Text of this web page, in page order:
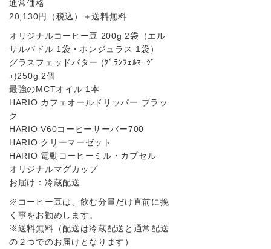
通常価格
20,130円（税込）＋送料無料
オリジナルコーヒー豆 200g 2袋（エル
サルバドル 1袋・ホンジュラス 1袋）
グラスフェッドバター (ｸﾞﾗﾝﾌｪﾙﾏｰｼﾞ
ｭ)250g 2個
最強のMCTオイル 1本
HARIO カフェオールドリッパー ブラッ
ク
HARIO V60コーヒーサーバー700
HARIO クリーマーゼット
HARIO 電動コーヒーミル・カプセル
オリジナルマグカップ
お届け：冷蔵配送
※コーヒー豆は、飲む分量だけ直前に挽
く事をお勧めします。
※送料無料（配送は冷蔵配送と通常配送
の２つでのお届けとなります）